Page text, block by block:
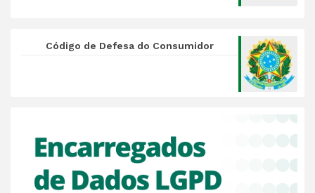
Código de Defesa do Consumidor